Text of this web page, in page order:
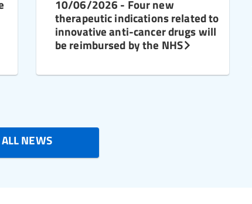
10/06/2026 - Four new
therapeutic indications related to
innovative anti-cancer drugs will
be reimbursed by the NHS
ALL NEWS